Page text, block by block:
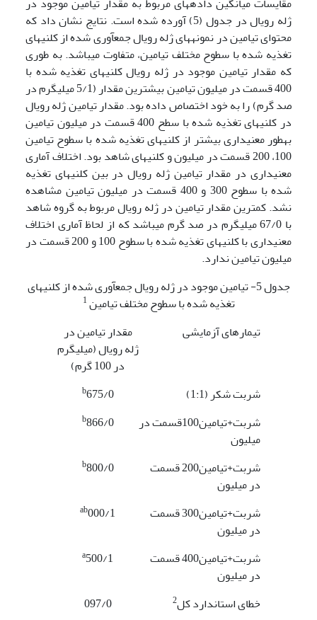
ژله رویال در جدول (5) آورده شده است. نتایج نشان داد که
محتوای تیامین در نمونه­های ژله رویال جمع­آوری شده از کلنی­های
تغذیه شده با سطوح مختلف تیامین، متفاوت می­باشد. به طوری
که مقدار تیامین موجود در ژله رویال کلنی­های تغذیه شده با
400 قسمت در میلیون تیامین بیشترین مقدار (5/1 میلی­گرم در
صد گرم) را به خود اختصاص داده بود. مقدار تیامین ژله رویال
در کلنی­های تغذیه شده با سطح 400 قسمت در میلیون تیامین
به­طور معنی­داری بیشتر از کلنی­های تغذیه شده با سطوح تیامین
100، 200 قسمت در میلیون و کلنی­های شاهد بود. اختلاف آماری
معنی­داری در مقدار تیامین ژله رویال در بین کلنی­های تغذیه
شده با سطوح 300 و 400 قسمت در میلیون تیامین مشاهده
نشد. کمترین مقدار تیامین در ژله رویال مربوط به گروه شاهد
با 67/0 میلی­گرم در صد گرم می­باشد که از لحاظ آماری اختلاف
معنی­داری با کلنی­های تغذیه شده با سطوح 100 و 200 قسمت در
میلیون تیامین ندارد.
جدول 5- تیامین موجود در ژله رویال جمع­آوری شده از کلنی­های
تغذیه شده با سطوح مختلف تیامین1
تیمارهای آزمایشی
مقدار تیامین در
ژله رویال (میلی­گرم
در 100 گرم)
شربت شکر (1:1)
b675/0
شربت+تیامین100قسمت در
میلیون
b866/0
شربت+تیامین200 قسمت
در میلیون
b800/0
شربت+تیامین300 قسمت
در میلیون
ab000/1
شربت+تیامین400 قسمت
در میلیون
a500/1
خطای استاندارد کل2
097/0